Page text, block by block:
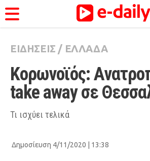
ΚΑΤΗΓΟΡΊΕΣ
Ειδήσεις
Θέματα
Videos
Viral
ΕΙΔΗΣΕΙΣ / ΕΛΛΑΔΑ
Κορωνοϊός:
take away σε
Τι ισχύει τελικά
Δημοσίευση 4/11/2020 | 13:38